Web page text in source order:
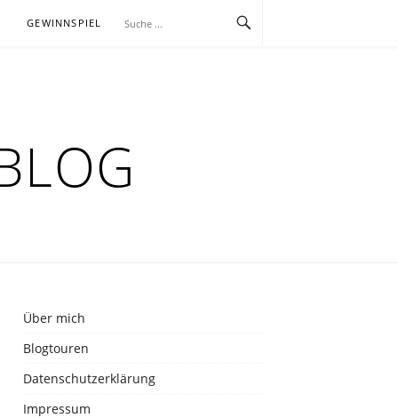
GEWINNSPIEL
Über mich
Blogtouren
Datenschutzerklärung
Impressum